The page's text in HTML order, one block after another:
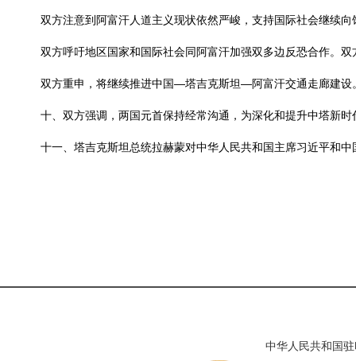
双方注意到阿富汗人道主义现状依然严峻，支持国际社会继续
双方呼吁地区国家和国际社会同阿富汗加强双多边反恐合作。
双方重申，将继续推进中国—塔吉克斯坦—阿富汗交通走廊建设
十、双方强调，两国元首保持经常沟通，为深化和提升中塔新
十一、塔吉克斯坦总统拉赫蒙对中华人民共和国主席习近平和
中华人民共和国